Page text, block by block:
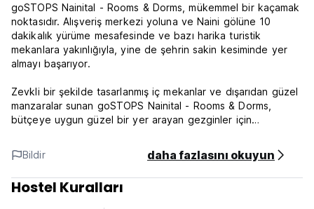
goSTOPS Nainital - Rooms & Dorms, mükemmel bir kaçamak
noktasıdır. Alışveriş merkezi yoluna ve Naini gölüne 10
dakikalık yürüme mesafesinde ve bazı harika turistik
mekanlara yakınlığıyla, yine de şehrin sakin kesiminde yer
almayı başarıyor.
Zevkli bir şekilde tasarlanmış iç mekanlar ve dışarıdan güzel
manzaralar sunan goSTOPS Nainital - Rooms & Dorms,
bütçeye uygun güzel bir yer arayan gezginler için
büyüleyici Himalaya Göl kasabasında yapılacak çok şey var.
Sayısız orman patikalarından ve köpüklü sulardan Mall
yolundaki hareketli alışveriş merkezine kadar Nainital,
mükemmel bir kaçış noktasıdır.
Bildir daha fazlasını okuyun
Hostel Kuralları